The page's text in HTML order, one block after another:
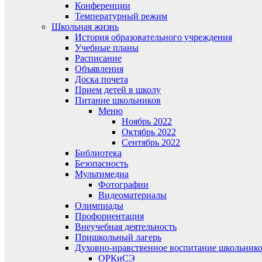
Конференции
Температурный режим
Школьная жизнь
История образовательного учреждения
Учебные планы
Расписание
Объявления
Доска почета
Прием детей в школу
Питание школьников
Меню
Ноябрь 2022
Октябрь 2022
Сентябрь 2022
Библиотека
Безопасность
Мультимедиа
Фотографии
Видеоматериалы
Олимпиады
Профориентация
Внеучебная деятельность
Пришкольный лагерь
Духовно-нравственное воспитание
ОРКиСЭ